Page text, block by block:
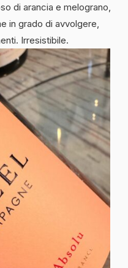
di arancia e melograno,
in grado di avvolgere,
Irresistibile.